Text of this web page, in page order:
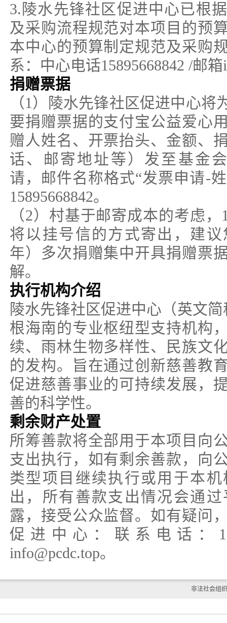
3.陵水先锋社区促进中心已根
及采购流程规范对本项目的预
本中心的预算制定规范及采购
系：中心电话15895668842 /邮
捐赠票据
（1）陵水先锋社区促进中心将
要捐赠票据的支付宝公益爱心
赠人姓名、开票抬头、金额、
话、邮寄地址等）发至基金会
请，邮件名称格式“发票申请-
15895668842。
（2）村基于邮寄成本的考虑
将以挂号信的方式寄出，建
年）多次捐赠集中开具捐赠票
解。
执行机构介绍
陵水先锋社区促进中心（英文
根海南的专业枢纽型支持机构
续、雨林生物多样性、民族文
的发构。旨在通过创新慈善教
促进慈善事业的可持续发展，
善的科学性。
剩余财产处置
所筹善款将全部用于本项目向
支出执行，如有剩余善款，向
类型项目继续执行或用于本
出，所有善款支出情况会通
露，接受公众监督。如有疑问
促进中心：联系电话：
info@pcdc.top。
非法社会组